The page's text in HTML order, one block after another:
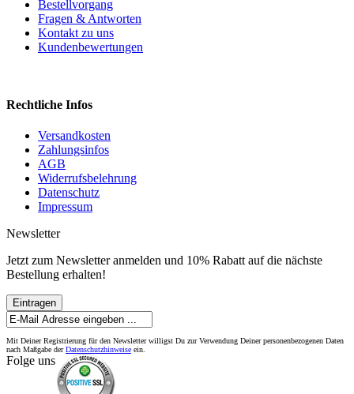
Bestellvorgang
Fragen & Antworten
Kontakt zu uns
Kundenbewertungen
Rechtliche Infos
Versandkosten
Zahlungsinfos
AGB
Widerrufsbelehrung
Datenschutz
Impressum
Newsletter
Jetzt zum Newsletter anmelden und 10% Rabatt auf die nächste
Bestellung erhalten!
Eintragen
Mit Deiner Registrierung für den Newsletter willigst Du zur Verwendung Deiner personenbezogenen Daten
nach Maßgabe derDatenschutzhinweise ein.
Folge uns